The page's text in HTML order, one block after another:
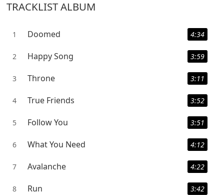
TRACKLIST ALBUM
1 Doomed 4:34
2 Happy Song 3:59
3 Throne 3:11
4 True Friends 3:52
5 Follow You 3:51
6 What You Need 4:12
7 Avalanche 4:22
8 Run 3:42